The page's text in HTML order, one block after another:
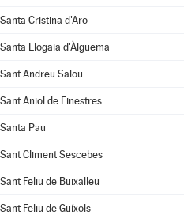
Santa Cristina d'Aro
Santa Llogaia d'Àlguema
Sant Andreu Salou
Sant Aniol de Finestres
Santa Pau
Sant Climent Sescebes
Sant Feliu de Buixalleu
Sant Feliu de Guíxols